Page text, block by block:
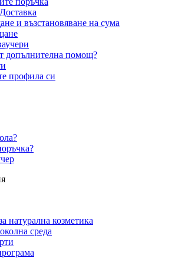
и възстановяване на сума
допълнителна помощ?
профила си
натурална козметика
среда